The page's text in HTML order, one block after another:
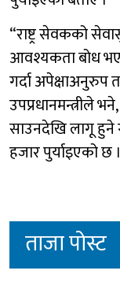
“राष्ट्र सेवकको
आवश्यकता बोध भए
गर्दा अपेक्षाअनुरुप
उपप्रधानमन्त्रीले
साउनदेखि लागू हुने
हजार पुर्याइएको छ
ताजा पोस्ट